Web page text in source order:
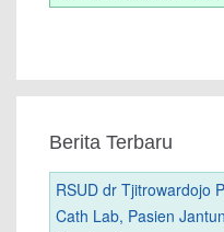
Berita Terbaru
RSUD dr Tjitrowardojo
Cath Lab, Pasien